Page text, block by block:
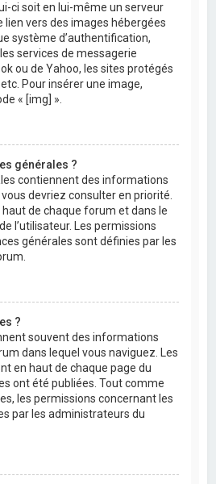
ci soit en lui-même un serveur
lien vers des images hébergées
système d’authentification,
services de messagerie
ou de Yahoo, les sites protégés
Pour insérer une image,
« [img] ».
générales ?
contiennent des informations
devriez consulter en priorité.
haut de chaque forum et dans le
l’utilisateur. Les permissions
générales sont définies par les
?
souvent des informations
dans lequel vous naviguez. Les
en haut de chaque page du
ont été publiées. Tout comme
les permissions concernant les
par les administrateurs du